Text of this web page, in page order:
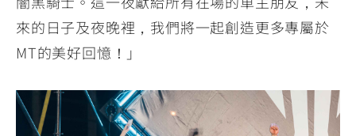
來的日子及夜晚裡，我們將一起創造更多專屬於
MT的美好回憶！」